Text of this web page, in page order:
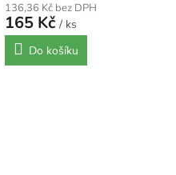
136,36 Kč bez DPH
165 Kč / ks
Do košíku